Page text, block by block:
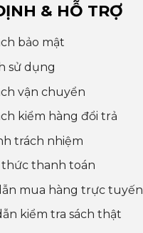
& HỖ TRỢ
bảo mật
sử dụng
vận chuyển
kiểm hàng đổi trả
trách nhiệm
thanh toán
mua hàng trực tuyến
kiểm tra sách thật